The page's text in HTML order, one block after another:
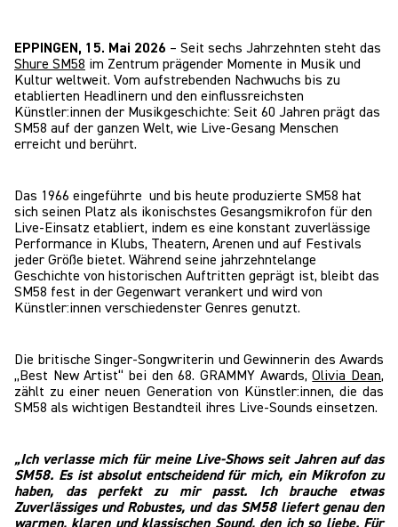
EPPINGEN, 15. Mai 2026 – Seit sechs Jahrzehnten steht das
Shure SM58 im Zentrum prägender Momente in Musik und
Kultur weltweit. Vom aufstrebenden Nachwuchs bis zu
etablierten Headlinern und den einflussreichsten
Künstler:innen der Musikgeschichte: Seit 60 Jahren prägt das
SM58 auf der ganzen Welt, wie Live-Gesang Menschen
erreicht und berührt.
Das 1966 eingeführte und bis heute produzierte SM58 hat
sich seinen Platz als ikonischstes Gesangsmikrofon für den
Live-Einsatz etabliert, indem es eine konstant zuverlässige
Performance in Klubs, Theatern, Arenen und auf Festivals
jeder Größe bietet. Während seine jahrzehntelange
Geschichte von historischen Auftritten geprägt ist, bleibt das
SM58 fest in der Gegenwart verankert und wird von
Künstler:innen verschiedenster Genres genutzt.
Die britische Singer-Songwriterin und Gewinnerin des Awards
„Best New Artist“ bei den 68. GRAMMY Awards,Olivia Dean,
zählt zu einer neuen Generation von Künstler:innen, die das
SM58 als wichtigen Bestandteil ihres Live-Sounds einsetzen.
„Ich verlasse mich für meine Live-Shows seit Jahren auf das
SM58. Es ist absolut entscheidend für mich, ein Mikrofon zu
haben, das perfekt zu mir passt. Ich brauche etwas
Zuverlässiges und Robustes, und das SM58 liefert genau den
warmen, klaren und klassischen Sound, den ich so liebe. Für